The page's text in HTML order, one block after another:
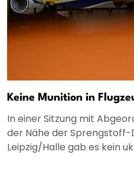
Keine Munition in
In einer Sitzung mit
der Nähe der
Leipzig/Halle gab es kein